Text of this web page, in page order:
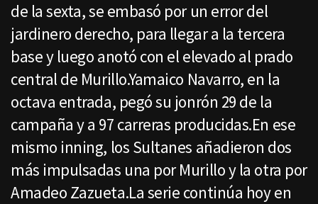
de la sexta, se embasó por un error del
jardinero derecho, para llegar a la tercera
base y luego anotó con el elevado al prado
central de Murillo.Yamaico Navarro, en la
octava entrada, pegó su jonrón 29 de la
campaña y a 97 carreras producidas.En ese
mismo inning, los Sultanes añadieron dos
más impulsadas una por Murillo y la otra por
Amadeo Zazueta.La serie continúa hoy en